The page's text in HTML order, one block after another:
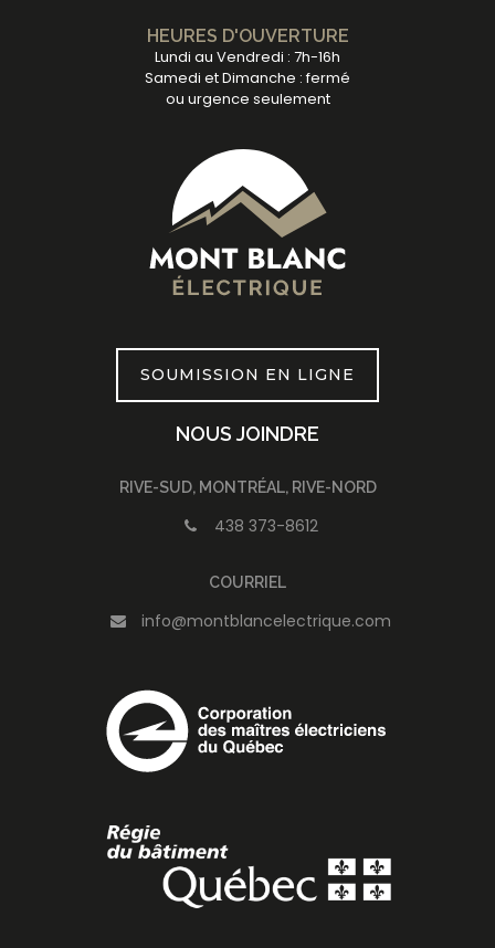
HEURES D'OUVERTURE
Lundi au Vendredi : 7h-16h
Samedi et Dimanche : fermé
ou urgence seulement
SOUMISSION EN LIGNE
NOUS JOINDRE
RIVE-SUD, MONTRÉAL, RIVE-NORD
438 373-8612
COURRIEL
info@montblancelectrique.com